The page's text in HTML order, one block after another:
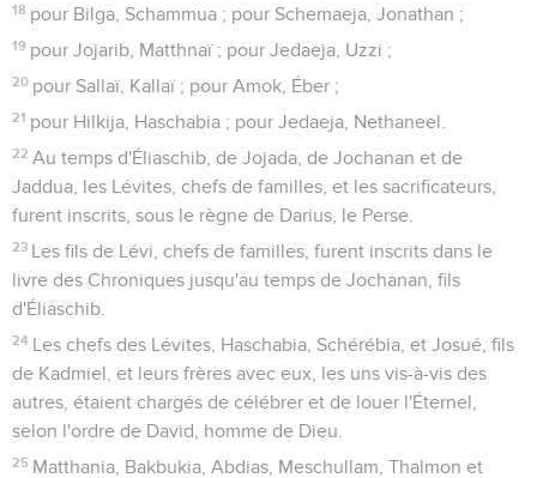
18 pour Bilga, Schammua ; pour Schemaeja, Jonathan ;
19 pour Jojarib, Matthnaï ; pour Jedaeja, Uzzi ;
20 pour Sallaï, Kallaï ; pour Amok, Éber ;
21 pour Hilkija, Haschabia ; pour Jedaeja, Nethaneel.
22 Au temps d'Éliaschib, de Jojada, de Jochanan et de
Jaddua, les Lévites, chefs de familles, et les sacrificateurs,
furent inscrits, sous le règne de Darius, le Perse.
23 Les fils de Lévi, chefs de familles, furent inscrits dans le
livre des Chroniques jusqu'au temps de Jochanan, fils
d'Éliaschib.
24 Les chefs des Lévites, Haschabia, Schérébia, et Josué, fils
de Kadmiel, et leurs frères avec eux, les uns vis-à-vis des
autres, étaient chargés de célébrer et de louer l'Éternel,
selon l'ordre de David, homme de Dieu.
25 Matthania, Bakbukia, Abdias, Meschullam, Thalmon et